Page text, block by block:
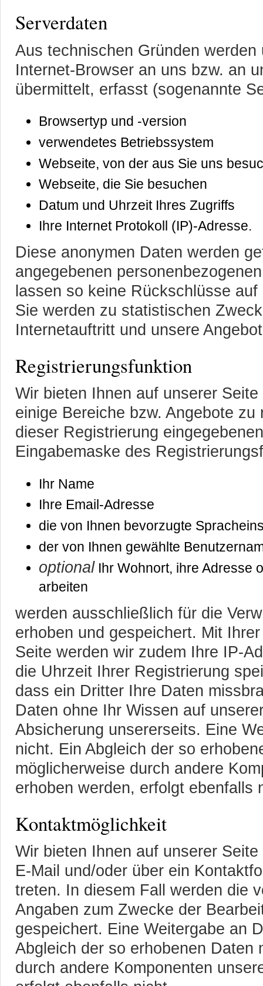
Serverdaten
Aus technischen Gründen
Internet-Browser an uns bzw. an
übermittelt, erfasst (sogenannte
Browsertyp und -version
verwendetes Betriebssystem
Webseite, von der aus Sie uns
Webseite, die Sie besuchen
Datum und Uhrzeit Ihres Zugriffs
Ihre Internet Protokoll (IP)-Adresse.
Diese anonymen Daten werden
angegebenen
lassen so keine Rückschlüsse
Sie werden zu statistischen
Internetauftritt und unsere
Registrierungsfunktion
Wir bieten Ihnen auf unserer
einige Bereiche bzw. Angebote
dieser Registrierung
Eingabemaske des
Ihr Name
Ihre Email-Adresse
die von Ihnen bevorzugte
der von Ihnen gewählte
optional Ihr Wohnort, ihre Adresse
arbeiten
werden ausschließlich für die
erhoben und gespeichert. Mit
Seite werden wir zudem Ihre IP-
die Uhrzeit Ihrer Registrierung
dass ein Dritter Ihre Daten
Daten ohne Ihr Wissen auf
Absicherung unsererseits. Eine
nicht. Ein Abgleich der so
möglicherweise durch andere
erhoben werden, erfolgt ebenfalls
Kontaktmöglichkeit
Wir bieten Ihnen auf unserer
E-Mail und/oder über ein
treten. In diesem Fall werden die
Angaben zum Zwecke der
gespeichert. Eine Weitergabe an
Abgleich der so erhobenen Daten
durch andere Komponenten